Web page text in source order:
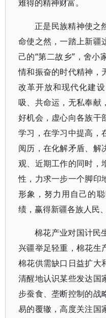
难得的精神财富。
正是民族精神使之
命使之然，一踏上新疆
己的“第二故乡”，舍小
情和振奋的时代精神，
改革开放和现代化建
吸、共命运，无私奉献
好机会，虚心向各族干
学习，在学习中提高，
阅历，在化解矛盾、解
观、近期工作的同时，
性，力求一步一个脚印
形象，努力用自己的
绩，赢得新疆各族人民
棉花产业对国计民
兴疆举足轻重，棉花生
棉花供需缺口日益扩大
清醒地认识某些发达国
步蚕食、垄断控制的战
易的覆辙，高度关注国